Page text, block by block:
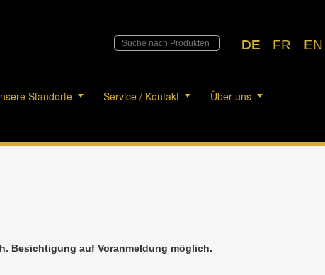
DE FR EN
Standorte Service / Kontakt Über uns
Besichtigung auf Voranmeldung möglich.